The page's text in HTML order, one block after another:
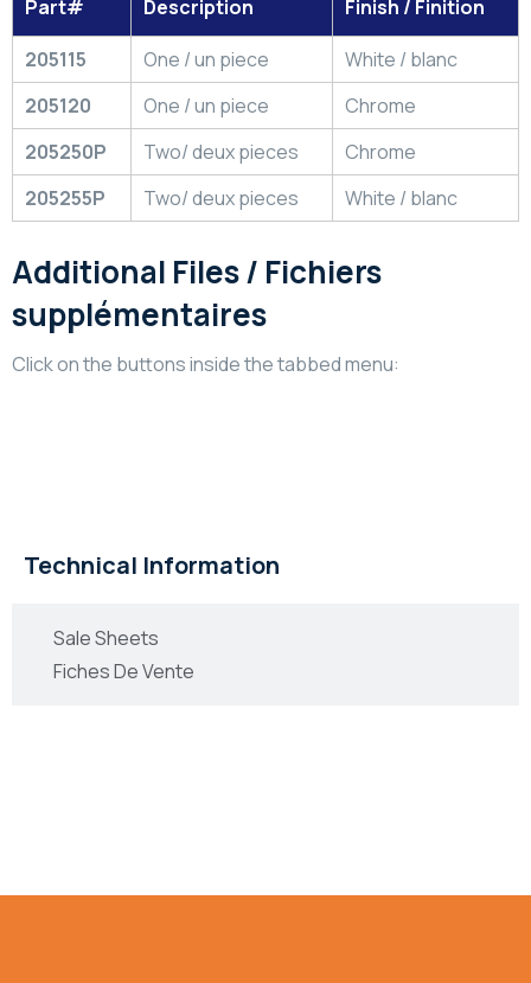
Part# Description
Finish / Finition
205115
One / un piece
White / blanc
205120
One / un piece
Chrome
205250P
Two/ deux pieces
Chrome
205255P
Two/ deux pieces White / blanc
Additional Files / Fichiers
supplémentaires
Click on the buttons inside the tabbed menu:
Sale Sheets
Fiches De Vente
Technical Information